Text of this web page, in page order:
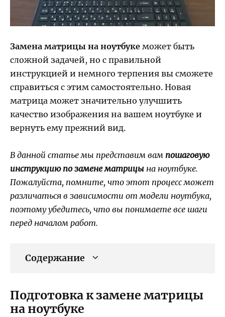
Замена матрицы на ноутбуке может быть
сложной задачей, но с правильной
инструкцией и немного терпения вы сможете
справиться с этим самостоятельно. Новая
матрица может значительно улучшить
качество изображения на вашем ноутбуке и
вернуть ему прежний вид.
В данной статье мы представим вам пошаговую
инструкцию по замене матрицы на ноутбуке.
Пожалуйста, помните, что этот процесс может
различаться в зависимости от модели ноутбука,
поэтому убедитесь, что вы понимаете все шаги
перед началом работ.
Содержание
Подготовка к замене матрицы
на ноутбуке